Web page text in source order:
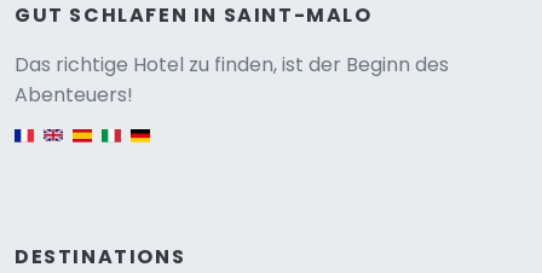
GUT SCHLAFEN IN SAINT-MALO
Das richtige Hotel zu finden, ist der Beginn des
Abenteuers!
English version
DESTINATIONS